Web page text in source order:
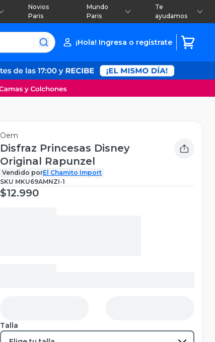
Novios
Paris
Mundo
Paris
Te
ayudamos
¡Hola! Ingresa o regístrate
Oem
Disfraz Princesas Disney
Original Rapunzel
Vendido porEl Chamito Import
SKU MKU69AMNZI-1
$12.990
Talla